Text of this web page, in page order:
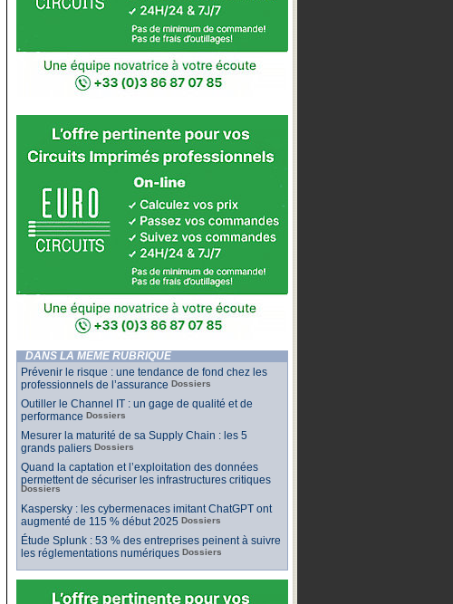
DANS LA MÊME RUBRIQUE
Prévenir le risque : une tendance de fond chez les
professionnels de l’assurance Dossiers
Outiller le Channel IT : un gage de qualité et de
performance Dossiers
Mesurer la maturité de sa Supply Chain : les 5
grands paliers Dossiers
Quand la captation et l’exploitation des données
permettent de sécuriser les infrastructures critiques
Dossiers
Kaspersky : les cybermenaces imitant ChatGPT ont
augmenté de 115 % début 2025 Dossiers
Étude Splunk : 53 % des entreprises peinent à suivre
les réglementations numériques Dossiers